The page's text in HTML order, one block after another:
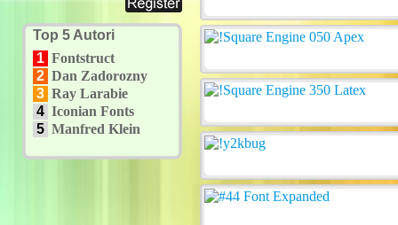
Top 5 Autori
1 Fontstruct
2 Dan Zadorozny
3 Ray Larabie
4 Iconian Fonts
5 Manfred Klein